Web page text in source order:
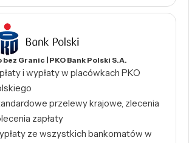
bez Granic | PKO Bank Polski S.A.
i wypłaty w placówkach PKO
przelewy krajowe, zlecenia
zapłaty
ze wszystkich bankomatów w